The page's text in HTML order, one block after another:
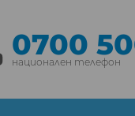
0700
национален телефон